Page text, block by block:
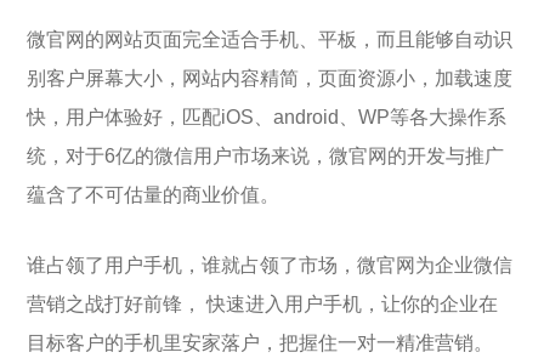
微官网的网站页面完全适合手机、平板，而且能够自动识
别客户屏幕大小，网站内容精简，页面资源小，加载速度
快，用户体验好，匹配iOS、android、WP等各大操作系
统，对于6亿的微信用户市场来说，微官网的开发与推广
蕴含了不可估量的商业价值。
谁占领了用户手机，谁就占领了市场，微官网为企业微信
营销之战打好前锋， 快速进入用户手机，让你的企业在
目标客户的手机里安家落户，把握住一对一精准营销。